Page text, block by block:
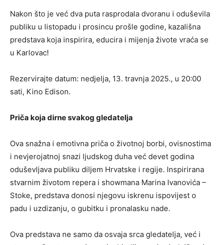
Nakon što je već dva puta rasprodala dvoranu i oduševila
publiku u listopadu i prosincu prošle godine, kazališna
predstava koja inspirira, educira i mijenja živote vraća se
u Karlovac!
Rezervirajte datum: nedjelja, 13. travnja 2025., u 20:00
sati, Kino Edison.
Priča koja dirne svakog gledatelja
Ova snažna i emotivna priča o životnoj borbi, ovisnostima
i nevjerojatnoj snazi ljudskog duha već devet godina
oduševljava publiku diljem Hrvatske i regije. Inspirirana
stvarnim životom repera i showmana Marina Ivanovića –
Stoke, predstava donosi njegovu iskrenu ispovijest o
padu i uzdizanju, o gubitku i pronalasku nade.
Ova predstava ne samo da osvaja srca gledatelja, već i